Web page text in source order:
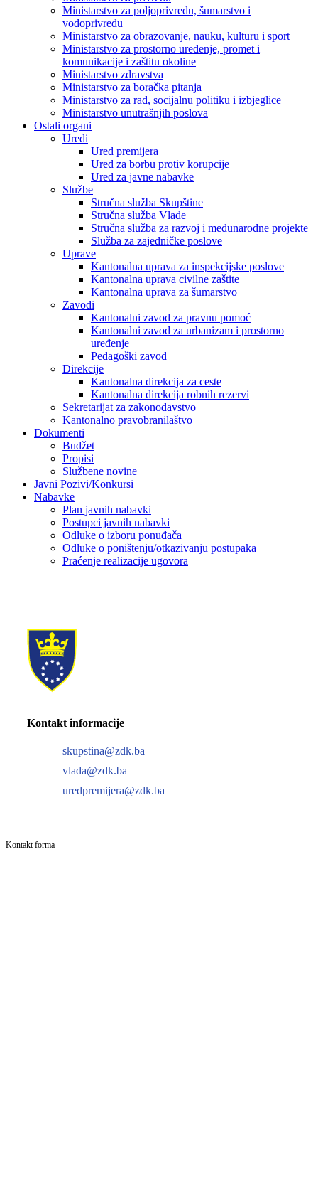
Ministarstvo za poljoprivredu, šumarstvo i
vodoprivredu
Ministarstvo za obrazovanje, nauku, kulturu i sport
Ministarstvo za prostorno uređenje, promet i
komunikacije i zaštitu okoline
Ministarstvo zdravstva
Ministarstvo za boračka pitanja
Ministarstvo za rad, socijalnu politiku i izbjeglice
Ministarstvo unutrašnjih poslova
Ostali organi
Uredi
Ured premijera
Ured za borbu protiv korupcije
Ured za javne nabavke
Službe
Stručna služba Skupštine
Stručna služba Vlade
Stručna služba za razvoj i međunarodne projekte
Služba za zajedničke poslove
Uprave
Kantonalna uprava za inspekcijske poslove
Kantonalna uprava civilne zaštite
Kantonalna uprava za šumarstvo
Zavodi
Kantonalni zavod za pravnu pomoć
Kantonalni zavod za urbanizam i prostorno
uređenje
Pedagoški zavod
Direkcije
Kantonalna direkcija za ceste
Kantonalna direkcija robnih rezervi
Sekretarijat za zakonodavstvo
Kantonalno pravobranilaštvo
Dokumenti
Budžet
Propisi
Službene novine
Javni Pozivi/Konkursi
Nabavke
Plan javnih nabavki
Postupci javnih nabavki
Odluke o izboru ponuđača
Odluke o poništenju/otkazivanju postupaka
Praćenje realizacije ugovora
Kontakt informacije
skupstina@zdk.ba
vlada@zdk.ba
uredpremijera@zdk.ba
Kontakt forma